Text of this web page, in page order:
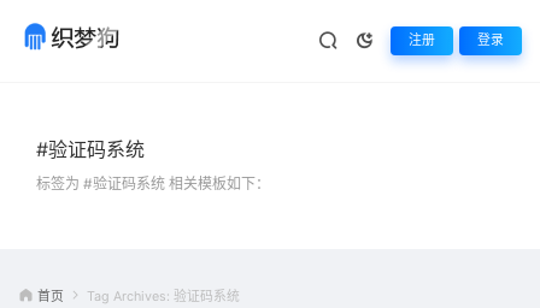
注册 登录
#验证码系统
标签为 #验证码系统 相关模板如下：
首页 Tag Archives: 验证码系统